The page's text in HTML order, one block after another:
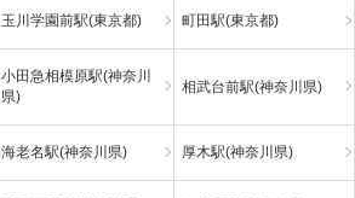
玉川学園前駅(東京都) 町田駅(東京都)
小田急相模原駅(神奈川
県)
相武台前駅(神奈川県)
海老名駅(神奈川県) 厚木駅(神奈川県)